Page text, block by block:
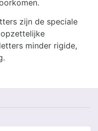
zijn de speciale
minder rigide,